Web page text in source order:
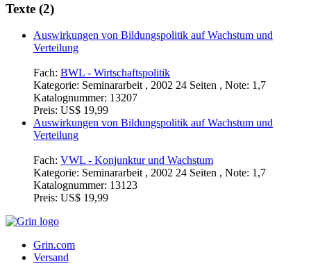
Texte (2)
Auswirkungen von Bildungspolitik auf Wachstum und
Verteilung
Fach: BWL - Wirtschaftspolitik
Kategorie: Seminararbeit , 2002 24 Seiten , Note: 1,7
Katalognummer: 13207
Preis: US$ 19,99
Auswirkungen von Bildungspolitik auf Wachstum und
Verteilung
Fach: VWL - Konjunktur und Wachstum
Kategorie: Seminararbeit , 2002 24 Seiten , Note: 1,7
Katalognummer: 13123
Preis: US$ 19,99
Grin.com
Versand